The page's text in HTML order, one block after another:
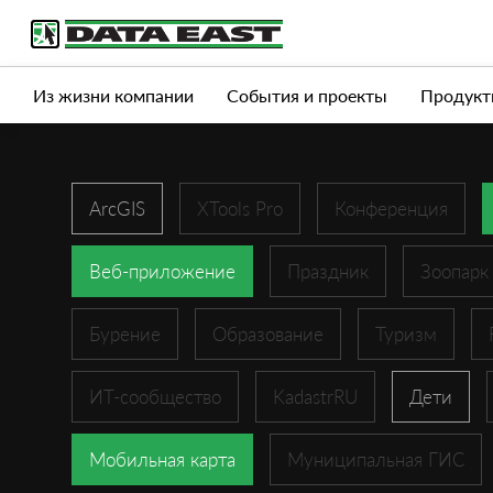
Услуги Продукты Истории успеха
Из жизни компании События и проекты
ArcGIS XTools Pro Конференция
Веб-приложение Праздник Зоопарк
Бурение Образование Туризм
ИТ-сообщество KadastrRU Дети
Мобильная карта Муниципальная ГИС